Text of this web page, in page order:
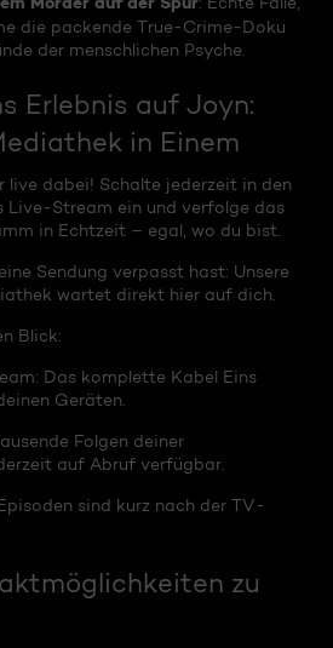
die packende True-Crime-Doku
der menschlichen Psyche.
Erlebnis auf Joyn:
in Einem
live dabei! Schalte jederzeit in den
Live-Stream ein und verfolge das
in Echtzeit – egal, wo du bist.
Sendung verpasst hast: Unsere
wartet direkt hier auf dich.
Blick:
Das komplette Kabel Eins
Geräten.
Folgen deiner
auf Abruf verfügbar.
sind kurz nach der TV-
zu